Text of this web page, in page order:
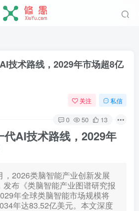
技术路线，2029年市场超8亿
关注 私信
0 50 13
代AI技术路线，2029年
，2026类脑智能产业创新发展
发布《类脑智能产业图谱研究报
年全球类脑智能市场规模将
年达83.52亿美元。本文深度